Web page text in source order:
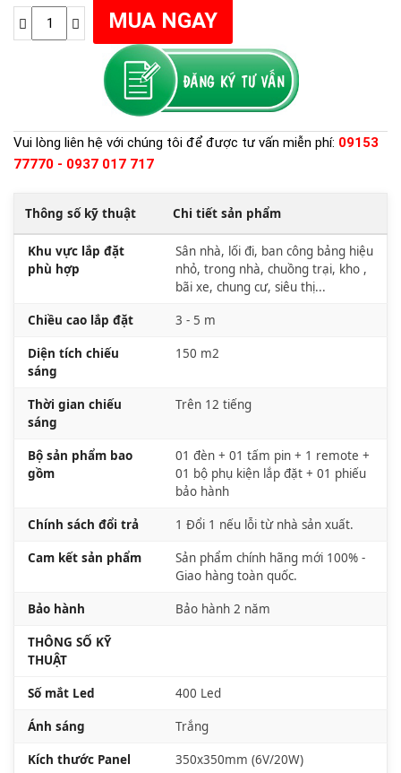
Vui lòng liên hệ với chúng tôi để được tư vấn miễn phí: 09153
77770 - 0937 017 717
Thông số kỹ thuật Chi tiết sản phẩm
Khu vực lắp đặt
phù hợp
Sân nhà, lối đi, ban công bảng hiệu
nhỏ, trong nhà, chuồng trại, kho ,
bãi xe, chung cư, siêu thị...
Chiều cao lắp đặt 3 - 5 m
Diện tích chiếu
sáng
150 m2
Thời gian chiếu
sáng
Trên 12 tiếng
Bộ sản phẩm bao
gồm
01 đèn + 01 tấm pin + 1 remote +
01 bộ phụ kiện lắp đặt + 01 phiếu
bảo hành
Chính sách đổi trả 1 Đổi 1 nếu lỗi từ nhà sản xuất.
Cam kết sản phẩm
Sản phẩm chính hãng mới 100% -
Giao hàng toàn quốc.
Bảo hành Bảo hành 2 năm
THÔNG SỐ KỸ
THUẬT
Số mắt Led 400 Led
Ánh sáng Trắng
Kích thước Panel 350x350mm (6V/20W)